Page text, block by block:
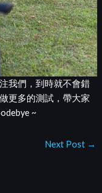
我們，到時就不會錯
更多的測試，帶大家
~
Next Post →